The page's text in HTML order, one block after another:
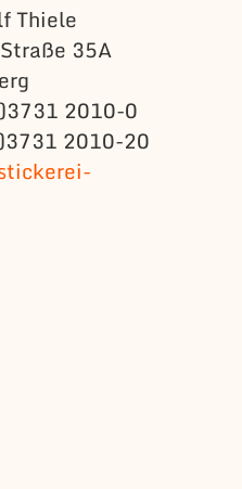
Thiele
35A
2010-0
2010-20